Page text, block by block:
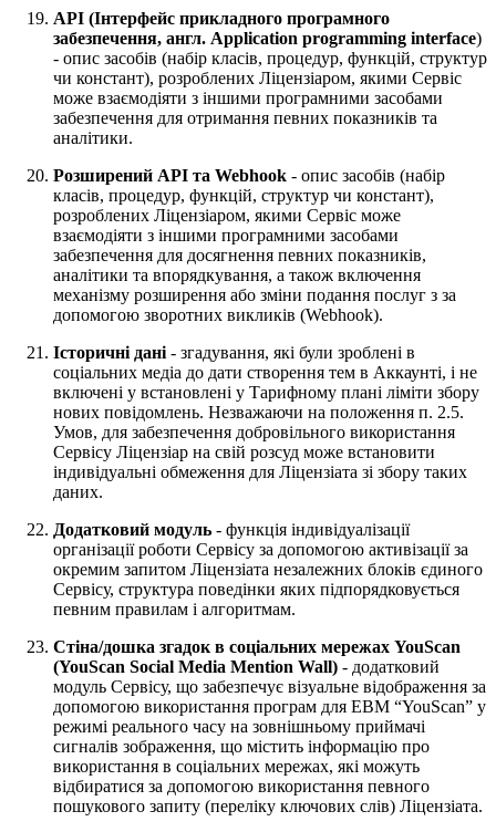
API (Інтерфейс прикладного програмного
забезпечення, англ. Application programming interface)
- опис засобів (набір класів, процедур, функцій, структур
чи констант), розроблених Ліцензіаром, якими Сервіс
може взаємодіяти з іншими програмними засобами
забезпечення для отримання певних показників та
аналітики.
Розширений API та Webhook - опис засобів (набір
класів, процедур, функцій, структур чи констант),
розроблених Ліцензіаром, якими Сервіс може
взаємодіяти з іншими програмними засобами
забезпечення для досягнення певних показників,
аналітики та впорядкування, а також включення
механізму розширення або зміни подання послуг з за
допомогою зворотних викликів (Webhook).
Історичні дані - згадування, які були зроблені в
соціальних медіа до дати створення тем в Аккаунті, і не
включені у встановлені у Тарифному плані ліміти збору
нових повідомлень. Незважаючи на положення п. 2.5.
Умов, для забезпечення добровільного використання
Сервісу Ліцензіар на свій розсуд може встановити
індивідуальні обмеження для Ліцензіата зі збору таких
даних.
Додатковий модуль - функція індивідуалізації
організації роботи Сервісу за допомогою активізації за
окремим запитом Ліцензіата незалежних блоків єдиного
Сервісу, структура поведінки яких підпорядковується
певним правилам і алгоритмам.
Стіна/дошка згадок в соціальних мережах YouScan
(YouScan Social Media Mention Wall) - додатковий
модуль Сервісу, що забезпечує візуальне відображення за
допомогою використання програм для ЕВМ “YouScan” у
режимі реального часу на зовнішньому приймачі
сигналів зображення, що містить інформацію про
використання в соціальних мережах, які можуть
відбиратися за допомогою використання певного
пошукового запиту (переліку ключових слів) Ліцензіата.